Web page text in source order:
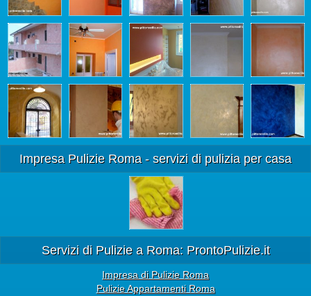
Impresa Pulizie Roma - servizi di pulizia per casa
Servizi di Pulizie a Roma: ProntoPulizie.it
Impresa di Pulizie Roma
Pulizie Appartamenti Roma